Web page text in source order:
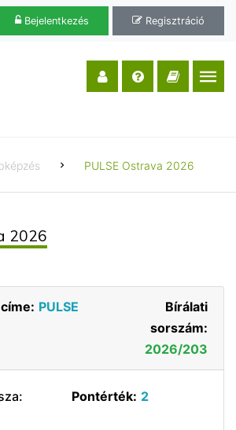
Bejelentkezés Regisztráció
PULSE Ostrava 2026
2026
PULSE
Bírálati
sorszám:
2026/203
Pontérték: 2